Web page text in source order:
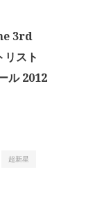
3rd
スト
ル 2012
超新星